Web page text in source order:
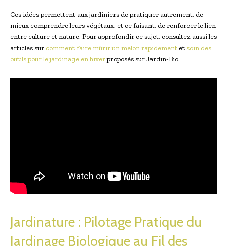
Ces idées permettent aux jardiniers de pratiquer autrement, de
mieux comprendre leurs végétaux, et ce faisant, de renforcer le lien
entre culture et nature. Pour approfondir ce sujet, consultez aussi les
articles sur comment faire mûrir un melon rapidement et soin des
outils pour le jardinage en hiverproposés sur Jardin-Bio.
Jardinature : Pilotage Pratique du
Jardinage Biologique au Fil des